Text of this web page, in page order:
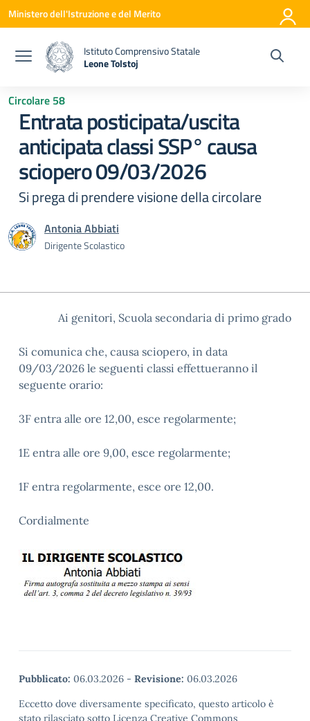
Vai ai contenuti
Vai al menu di navigazione
Vai al footer
Ministero dell'Istruzione e del Merito
Istituto Comprensivo Statale
Leone Tolstoj
Circolare 58
Entrata posticipata/uscita
anticipata classi SSP° causa
sciopero 09/03/2026
Si prega di prendere visione della circolare
Antonia Abbiati
Dirigente Scolastico
Ai genitori, Scuola secondaria di primo grado
Si comunica che, causa sciopero, in data
09/03/2026 le seguenti classi effettueranno il
seguente orario:
3F entra alle ore 12,00, esce regolarmente;
1E entra alle ore 9,00, esce regolarmente;
1F entra regolarmente, esce ore 12,00.
Cordialmente
Pubblicato: 06.03.2026 - Revisione: 06.03.2026
Eccetto dove diversamente specificato, questo articolo è
stato rilasciato sotto Licenza Creative Commons